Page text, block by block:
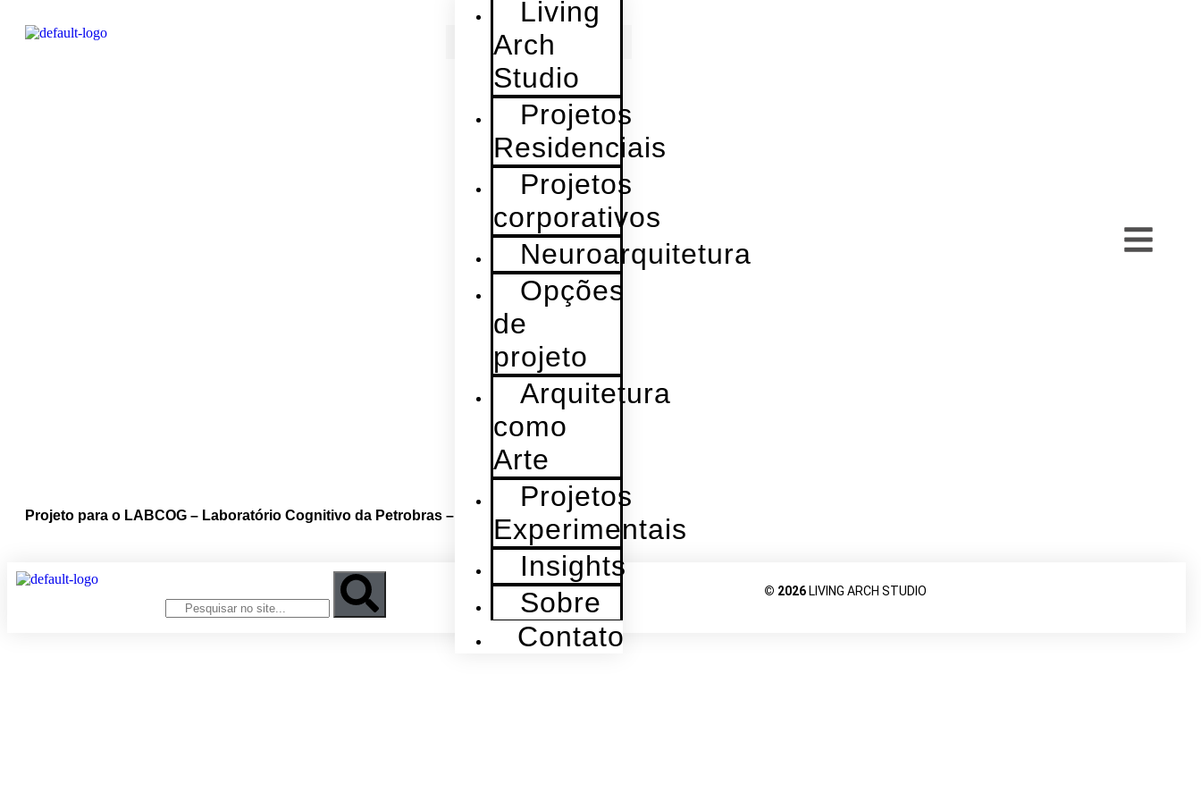
Living
Arch
Studio
Projetos
Residenciais
Projetos
corporativos
Neuroarquitetura
Opções
de
projeto
Arquitetura
como
Arte
Projetos
Experimentais
Insights
Sobre
Contato
Projeto para o LABCOG – Laboratório Cognitivo da Petrobras – Rio de Janeiro, 2009.
© 2026LIVING ARCH STUDIO